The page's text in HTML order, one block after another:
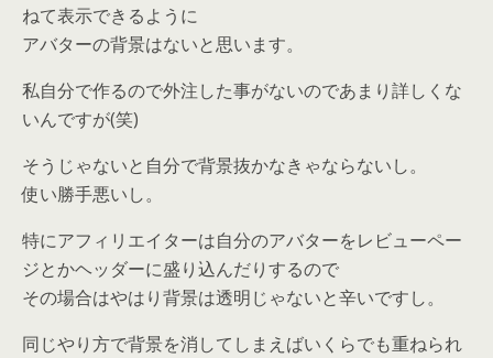
ねて表示できるように
アバターの背景はないと思います。
私自分で作るので外注した事がないのであまり詳しくな
いんですが(笑)
そうじゃないと自分で背景抜かなきゃならないし。
使い勝手悪いし。
特にアフィリエイターは自分のアバターをレビューペー
ジとかヘッダーに盛り込んだりするので
その場合はやはり背景は透明じゃないと辛いですし。
同じやり方で背景を消してしまえばいくらでも重ねられ